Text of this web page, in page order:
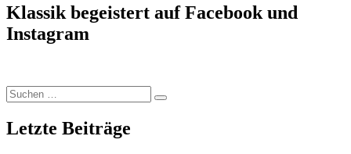
Klassik begeistert auf Facebook und
Instagram
Suchen
nach:
Suchen
Letzte Beiträge